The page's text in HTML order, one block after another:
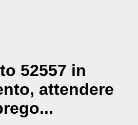
52557 in
attendere